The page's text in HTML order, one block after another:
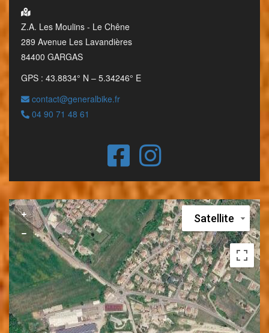
Z.A. Les Moulins - Le Chêne
289 Avenue Les Lavandières
84400 GARGAS
GPS : 43.8834° N – 5.34246° E
contact@generalbike.fr
04 90 71 48 61
Satellite